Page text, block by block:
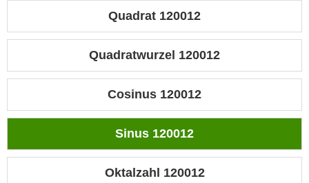
Quadrat 120012
Quadratwurzel 120012
Cosinus 120012
Sinus 120012
Oktalzahl 120012